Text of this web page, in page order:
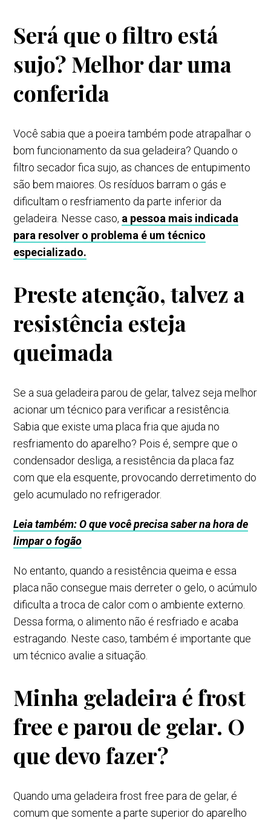
Será que o filtro está
sujo? Melhor dar uma
conferida
Você sabia que a poeira também pode atrapalhar o
bom funcionamento da sua geladeira? Quando o
filtro secador fica sujo, as chances de entupimento
são bem maiores. Os resíduos barram o gás e
dificultam o resfriamento da parte inferior da
geladeira. Nesse caso, a pessoa mais indicada
para resolver o problema é um técnico
especializado.
Preste atenção, talvez a
resistência esteja
queimada
Se a sua geladeira parou de gelar, talvez seja melhor
acionar um técnico para verificar a resistência.
Sabia que existe uma placa fria que ajuda no
resfriamento do aparelho? Pois é, sempre que o
condensador desliga, a resistência da placa faz
com que ela esquente, provocando derretimento do
gelo acumulado no refrigerador.
Leia também: O que você precisa saber na hora de
limpar o fogão
No entanto, quando a resistência queima e essa
placa não consegue mais derreter o gelo, o acúmulo
dificulta a troca de calor com o ambiente externo.
Dessa forma, o alimento não é resfriado e acaba
estragando. Neste caso, também é importante que
um técnico avalie a situação.
Minha geladeira é frost
free e parou de gelar. O
que devo fazer?
Quando uma geladeira frost free para de gelar, é
comum que somente a parte superior do aparelho